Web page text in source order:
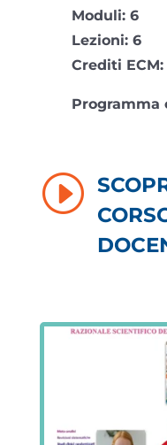
Moduli: 6
Lezioni: 6
Crediti
Programma
I